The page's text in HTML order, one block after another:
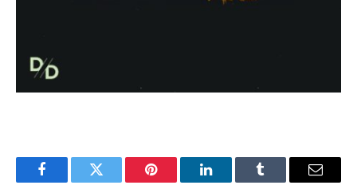
FacebookTwitter Pinterest LinkedInTumblr Email